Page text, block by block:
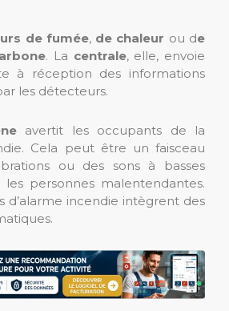
de fumée, de chaleur ou de
. La centrale, elle, envoie
à réception des informations
les détecteurs.
avertit les occupants de la
Cela peut être un faisceau
ou des sons à basses
personnes malentendantes.
d’alarme incendie intègrent des